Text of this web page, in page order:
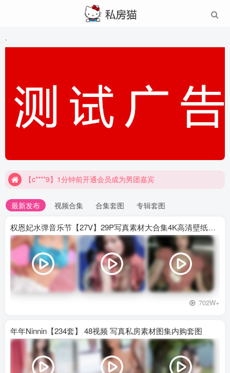
`
【c****9】1分钟前开通会员成为男团嘉宾
最新发布 视频合集 合集套图 专辑套图
权恩妃水弹音乐节【27V】29P写真素材大合集4K高清壁纸照片素材
702W+
年年Ninnin【234套】 48视频 写真私房素材图集内购套图